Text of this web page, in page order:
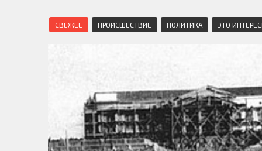
СВЕЖЕЕ ПРОИСШЕСТВИЕ ПОЛИТИКА ЭТО